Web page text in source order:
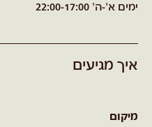
ימים א'-ה' 22:00-17:00
איך מגיעים
מיקום